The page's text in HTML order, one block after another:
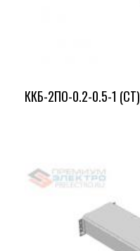
ККБ-2ПО-0.2-0.5-1 (СТ)